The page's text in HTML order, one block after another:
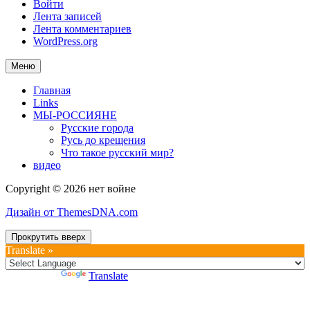
Войти
Лента записей
Лента комментариев
WordPress.org
Меню
Главная
Links
МЫ-РОССИЯНЕ
Русские города
Русь до крещения
Что такое русский мир?
видео
Copyright © 2026 нет войне
Дизайн от ThemesDNA.com
Прокрутить вверх
Translate »
Translate